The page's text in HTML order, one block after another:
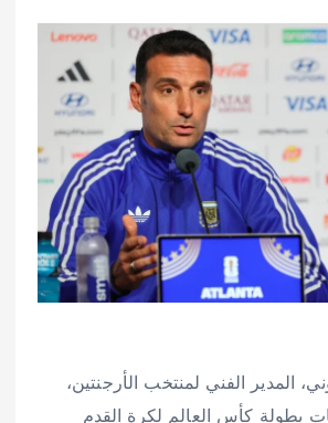
المدير الفني لمنتخب الأرجنتين،
بطولة كأس العالم لكرة القدم